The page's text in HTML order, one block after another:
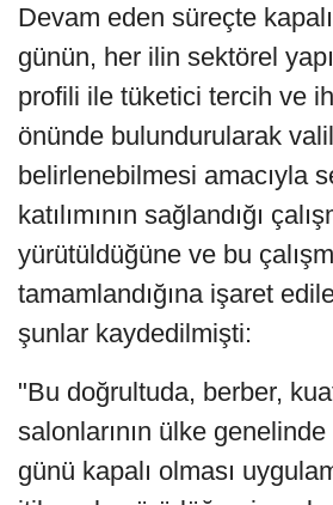
Devam eden süreçte
günün, her ilin sektörel
profili ile tüketici tercih ve
önünde bulundurularak
belirlenebilmesi amacıyla
katılımının sağlandığı
yürütüldüğüne ve bu
tamamlandığına işaret
şunlar kaydedilmişti:
"Bu doğrultuda, berber,
salonlarının ülke
günü kapalı olması